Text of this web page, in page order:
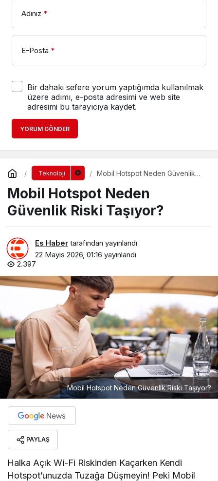
Adınız *
E-Posta *
Bir dahaki sefere yorum yaptığımda kullanılmak
üzere adımı, e-posta adresimi ve web site
adresimi bu tarayıcıya kaydet.
YORUM GÖNDER
Teknoloji
Mobil Hotspot Neden Güvenlik
Mobil Hotspot Neden
Güvenlik Riski Taşıyor?
Es Haber tarafından yayınlandı
22 Mayıs 2026, 01:16 yayınlandı
2.397
Mobil Hotspot Neden Güvenlik Riski Taşıyor?
PAYLAŞ
Halka Açık Wi-Fi Riskinden Kaçarken Kendi
Hotspot’unuzda Tuzağa Düşmeyin! Peki Mobil